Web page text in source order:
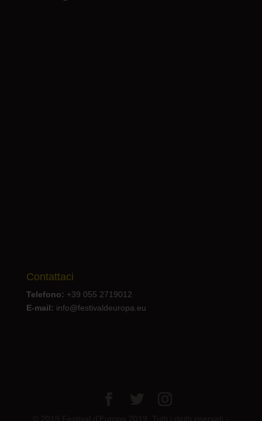
Contattaci
Telefono: +39 055 2719012
E-mail: info@festivaldeuropa.eu